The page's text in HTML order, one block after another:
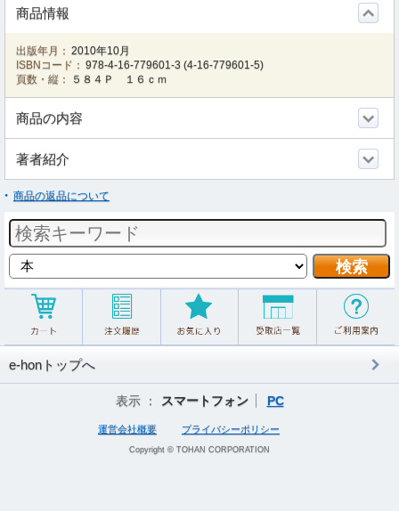
商品情報
出版年月： 2010年10月
ISBNコード： 978-4-16-779601-3 (4-16-779601-5)
頁数・縦：
５８４Ｐ １６ｃｍ
商品の内容
著者紹介
商品の返品について
e-honトップへ
表示 ： スマートフォン PC
運営会社概要 プライバシーポリシー
Copyright © TOHAN CORPORATION